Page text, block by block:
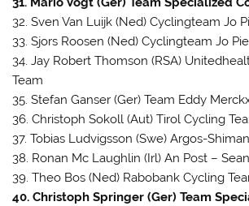
32. Sven Van Luijk (Ned) Cyclingteam Jo
33. Sjors Roosen (Ned) Cyclingteam Jo
34. Jay Robert Thomson (RSA)
Team
35. Stefan Ganser (Ger) Team Eddy
36. Christoph Sokoll (Aut) Tirol Cycling
37. Tobias Ludvigsson (Swe) Argos-
38. Ronan Mc Laughlin (Irl) An Post –
39. Theo Bos (Ned) Rabobank Cycling
40. Christoph Springer (Ger) Team